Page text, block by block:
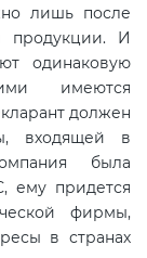
лишь после
продукции. И
одинаковую
имеются
должен
входящей в
была
ему придется
фирмы,
в странах